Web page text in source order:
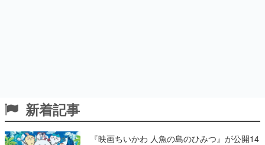
新着記事
『映画ちいかわ 人魚の島のひみつ』が公開14